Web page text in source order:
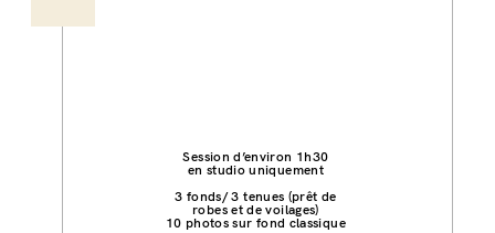
Session d’environ 1h30
en studio uniquement
3 fonds/ 3 tenues (prêt de
robes et de voilages)
10 photos sur fond classique